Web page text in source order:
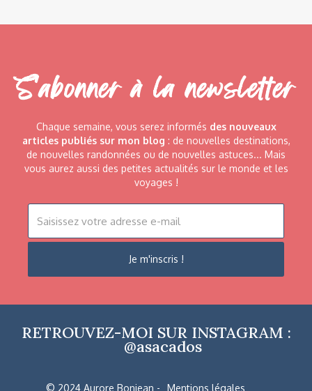
S'abonner à la newsletter
Chaque semaine, vous serez informés des nouveaux
articles publiés sur mon blog : de nouvelles destinations,
de nouvelles randonnées ou de nouvelles astuces... Mais
vous aurez aussi des petites actualités sur le monde et les
voyages !
RETROUVEZ-MOI SUR INSTAGRAM :
@asacados
© 2024 Aurore Bonjean - Mentions légales